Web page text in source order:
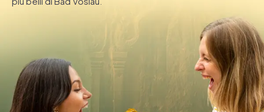
Biglietti
DE
IE
IT